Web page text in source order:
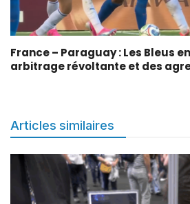
France – Paraguay : Les Bleus
arbitrage révoltante et des
Articles similaires